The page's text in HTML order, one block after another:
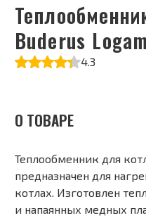
Теплообменник битермический
Buderus
4.3
О ТОВАРЕ
Теплообменник для
предназначен для
котлах. Изготовлен
и напаянных медных